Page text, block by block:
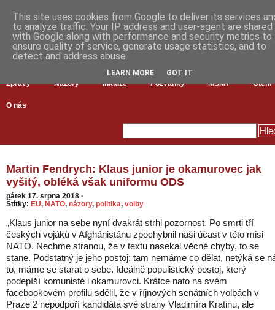
Zprávy Názory Inkluze Pozvánky MŠMT Čtení
O nás
Martin Fendrych: Klaus junior je okamurovec jak
vyšitý, obléká však uniformu ODS
pátek 17. srpna 2018 ·
Štítky: EU, NATO, názory, politika, volby
„Klaus junior na sebe nyní dvakrát strhl pozornost. Po smrti tří
českých vojáků v Afghánistánu zpochybnil naši účast v této misi
NATO. Nechme stranou, že v textu nasekal věcné chyby, to se
stane. Podstatný je jeho postoj: tam nemáme co dělat, netýká se
to, máme se starat o sebe. Ideálně populistický postoj, který
podepíší komunisté i okamurovci. Krátce nato na svém
facebookovém profilu sdělil, že v říjnových senátních volbách v
Praze 2 nepodpoří kandidáta své strany Vladimíra Kratinu, ale
This site uses cookies from Google to deliver its services
to analyze traffic. Your IP address and user-agent are shared
with Google along with performance and security metrics to
ensure quality of service, generate usage statistics, and to
detect and address abuse.
LEARN MORE GOT IT